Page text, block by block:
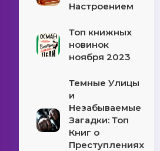
Настроением
Топ книжных
новинок
ноября 2023
Темные Улицы
и
Незабываемые
Загадки: Топ
Книг о
Преступлениях